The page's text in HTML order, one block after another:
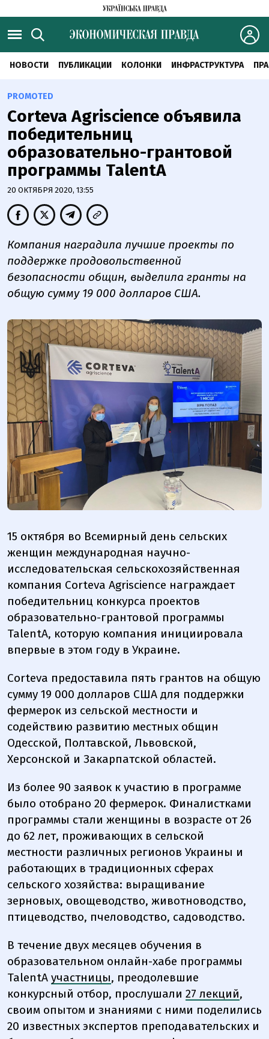
НОВОСТИ ПУБЛИКАЦИИ КОЛОНКИ ИНФРАСТРУКТУРА
PROMOTED
Сorteva Agriscience объявила
победительниц
образовательно-грантовой
программы TalentA
20 ОКТЯБРЯ 2020, 13:55
Компания наградила лучшие проекты по
поддержке продовольственной
безопасности общин, выделила гранты на
общую сумму 19 000 долларов США.
15 октября во Всемирный день сельских
женщин международная научно-
исследовательская сельскохозяйственная
компания Corteva Agriscience награждает
победительниц конкурса проектов
образовательно-грантовой программы
TalentA, которую компания инициировала
впервые в этом году в Украине.
Corteva предоставила пять грантов на общую
сумму 19 000 долларов США для поддержки
фермерок из сельской местности и
содействию развитию местных общин
Одесской, Полтавской, Львовской,
Херсонской и Закарпатской областей.
Из более 90 заявок к участию в программе
было отобрано 20 фермерок. Финалистками
программы стали женщины в возрасте от 26
до 62 лет, проживающих в сельской
местности различных регионов Украины и
работающих в традиционных сферах
сельского хозяйства: выращивание
зерновых, овощеводство, животноводство,
птицеводство, пчеловодство, садоводство.
В течение двух месяцев обучения в
образовательном онлайн-хабе программы
TalentA участницы, преодолевшие
конкурсный отбор, прослушали 27 лекций,
своим опытом и знаниями с ними поделились
20 известных экспертов преподавательских и